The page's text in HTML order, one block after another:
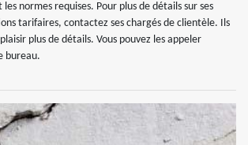
normes requises. Pour plus de détails sur ses
tarifaires, contactez ses chargés de clientèle. Ils
plus de détails. Vous pouvez les appeler
bureau.